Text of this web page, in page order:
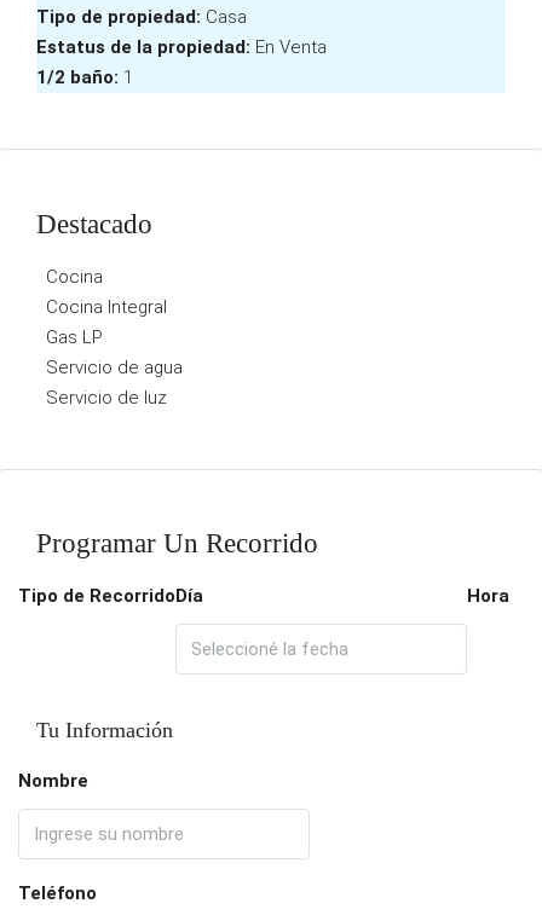
Tipo de propiedad: Casa
Estatus de la propiedad: En Venta
1/2 baño: 1
Destacado
Cocina
Cocina Integral
Gas LP
Servicio de agua
Servicio de luz
Programar Un Recorrido
Tipo de RecorridoDía Hora
Tu Información
Nombre
Teléfono